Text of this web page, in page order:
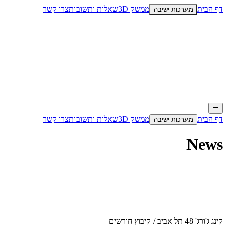
דף הבית מערכות ישיבה ממשק 3D שאלות ותשובותצרו קשר
דף הבית מערכות ישיבה ממשק 3D שאלות ותשובותצרו קשר
News
קינג ג'ורג' 48 תל אביב / קיבוץ חורשים